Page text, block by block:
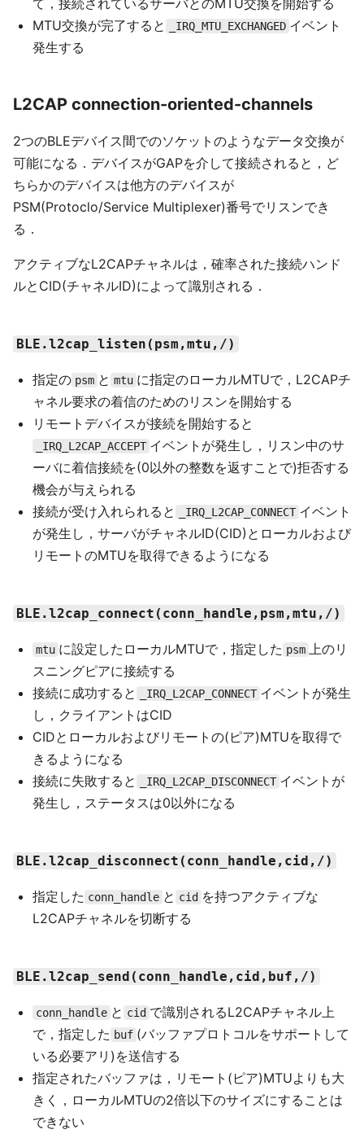
MTU交換が完了すると
_IRQ_MTU_EXCHANGED イベント
発生する
L2CAP connection-oriented-channels
2つのBLEデバイス間でのソケットのようなデータ交換が
可能になる．デバイスがGAPを介して接続されると，ど
ちらかのデバイスは他方のデバイスが
PSM(Protoclo/Service Multiplexer)番号でリスンでき
る．
アクティブなL2CAPチャネルは，確率された接続ハンド
ルとCID(チャネルID)によって識別される．
BLE.l2cap_listen(psm,mtu,/)
指定の psm と mtu に指定のローカルMTUで，L2CAPチ
ャネル要求の着信のためのリスンを開始する
リモートデバイスが接続を開始すると
_IRQ_L2CAP_ACCEPT イベントが発生し，リスン中のサ
ーバに着信接続を(0以外の整数を返すことで)拒否する
機会が与えられる
接続が受け入れられると
_IRQ_L2CAP_CONNECT イベント
が発生し，サーバがチャネルID(CID)とローカルおよび
リモートのMTUを取得できるようになる
BLE.l2cap_connect(conn_handle,psm,mtu,/)
mtu に設定したローカルMTUで，指定した psm
上のリ
スニングピアに接続する
接続に成功すると
_IRQ_L2CAP_CONNECT イベントが発生
し，クライアントはCID
CIDとローカルおよびリモートの(ピア)MTUを取得で
きるようになる
接続に失敗すると
_IRQ_L2CAP_DISCONNECT イベントが
発生し，ステータスは0以外になる
BLE.l2cap_disconnect(conn_handle,cid,/)
指定した conn_handle と cid を持つアクティブな
L2CAPチャネルを切断する
BLE.l2cap_send(conn_handle,cid,buf,/)
conn_handle と cid で識別されるL2CAPチャネル上
で，指定した buf (バッファプロトコルをサポートして
いる必要アリ)を送信する
指定されたバッファは，リモート(ピア)MTUよりも大
きく，ローカルMTUの2倍以下のサイズにすることは
できない